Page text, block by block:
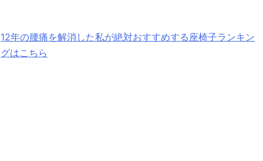
12年の腰痛を解消した私が絶対おすすめする座椅子ランキン
グはこちら